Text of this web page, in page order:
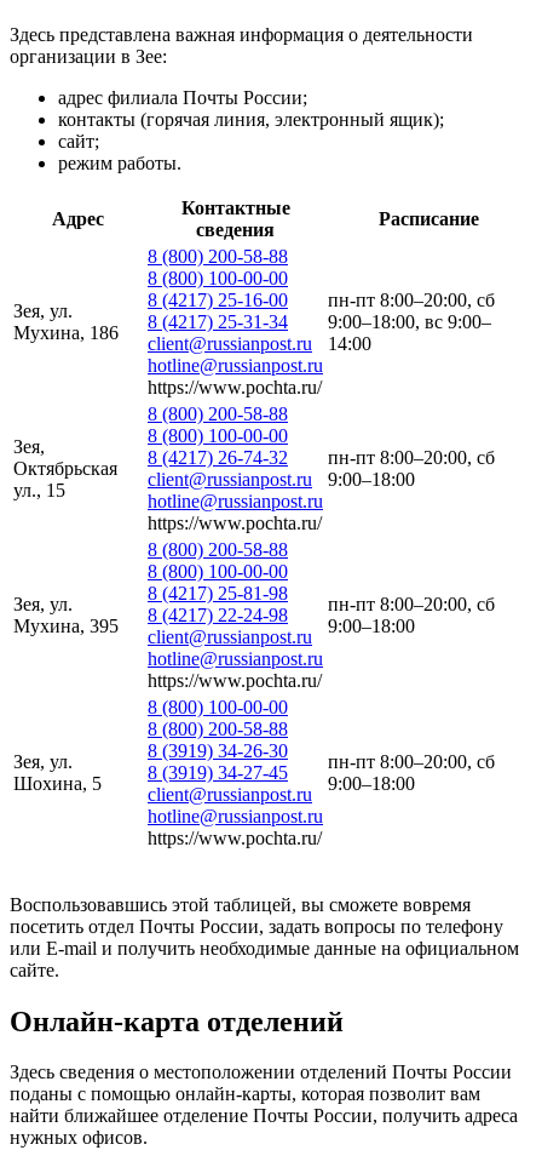
Здесь представлена важная информация о деятельности
организации в Зее:
адрес филиала Почты России;
контакты (горячая линия, электронный ящик);
сайт;
режим работы.
Адрес
Контактные
сведения
Расписание
Зея, ул.
Мухина, 186
8 (800) 200-58-88
8 (800) 100-00-00
8 (4217) 25-16-00
8 (4217) 25-31-34
client@russianpost.ru
hotline@russianpost.ru
https://www.pochta.ru/
пн-пт 8:00–20:00, сб
9:00–18:00, вс 9:00–
14:00
Зея,
Октябрьская
ул., 15
8 (800) 200-58-88
8 (800) 100-00-00
8 (4217) 26-74-32
client@russianpost.ru
hotline@russianpost.ru
https://www.pochta.ru/
пн-пт 8:00–20:00, сб
9:00–18:00
Зея, ул.
Мухина, 395
8 (800) 200-58-88
8 (800) 100-00-00
8 (4217) 25-81-98
8 (4217) 22-24-98
client@russianpost.ru
hotline@russianpost.ru
https://www.pochta.ru/
пн-пт 8:00–20:00, сб
9:00–18:00
Зея, ул.
Шохина, 5
8 (800) 100-00-00
8 (800) 200-58-88
8 (3919) 34-26-30
8 (3919) 34-27-45
client@russianpost.ru
hotline@russianpost.ru
https://www.pochta.ru/
пн-пт 8:00–20:00, сб
9:00–18:00
Воспользовавшись этой таблицей, вы сможете вовремя
посетить отдел Почты России, задать вопросы по телефону
или E-mail и получить необходимые данные на официальном
сайте.
Онлайн-карта отделений
Здесь сведения о местоположении отделений Почты России
поданы с помощью онлайн-карты, которая позволит вам
найти ближайшее отделение Почты России, получить адреса
нужных офисов.